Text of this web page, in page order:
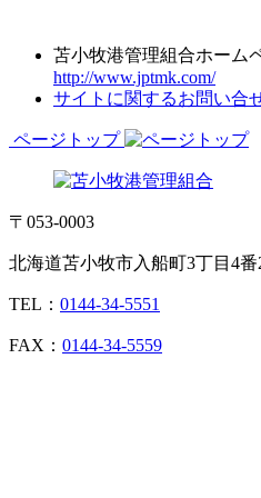
苫小牧港管理組合ホーム
http://www.jptmk.com/
サイトに関するお問い合
ページトップ
〒053-0003
北海道苫小牧市入船町3丁目4
TEL： 0144-34-5551
FAX： 0144-34-5559